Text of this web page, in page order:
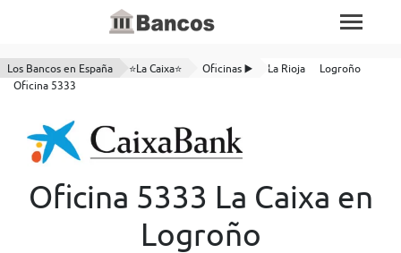
Los Bancos en España ⭐La Caixa⭐ Oficinas ▶️ La Rioja
Logroño
Oficina 5333
Oficina 5333 La Caixa en
Logroño